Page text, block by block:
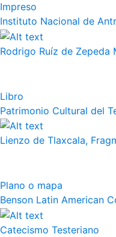
Impreso
Instituto Nacional de
Rodrigo Ruíz de Zepeda
Libro
Patrimonio Cultural del
Lienzo de Tlaxcala,
Plano o mapa
Benson Latin American
Catecismo Testeriano